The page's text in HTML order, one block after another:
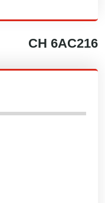
CH 6AC216